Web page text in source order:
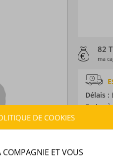
82
ma
Délais :
Frais :À
Type
DE COOKIES
COMPAGNIE ET VOUS